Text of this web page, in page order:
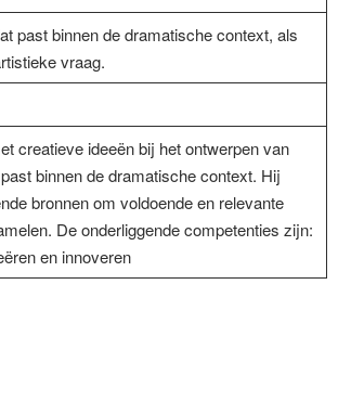
past binnen de dramatische context, als
vraag.
creatieve ideeën bij het ontwerpen van
binnen de dramatische context. Hij
bronnen om voldoende en relevante
De onderliggende competenties zijn:
en innoveren